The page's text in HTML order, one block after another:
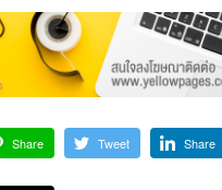
Share Tweet Share